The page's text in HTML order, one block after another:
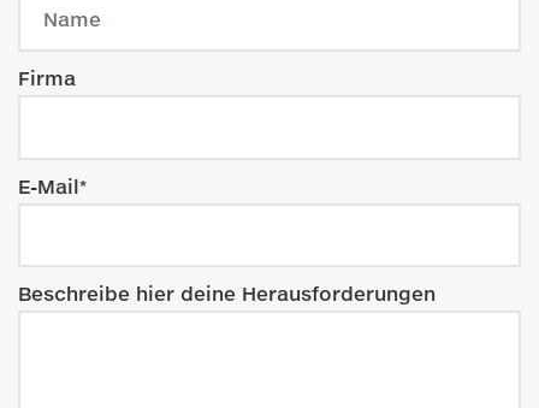
Firma
E-Mail*
Beschreibe hier deine Herausforderungen